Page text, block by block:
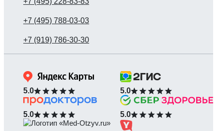
5.0 5.0
5.0 5.0